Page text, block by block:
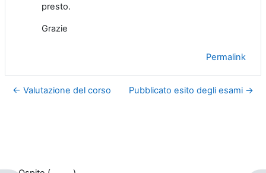
presto.
Grazie
Permalink
← Valutazione del corso Pubblicato esito degli esami →